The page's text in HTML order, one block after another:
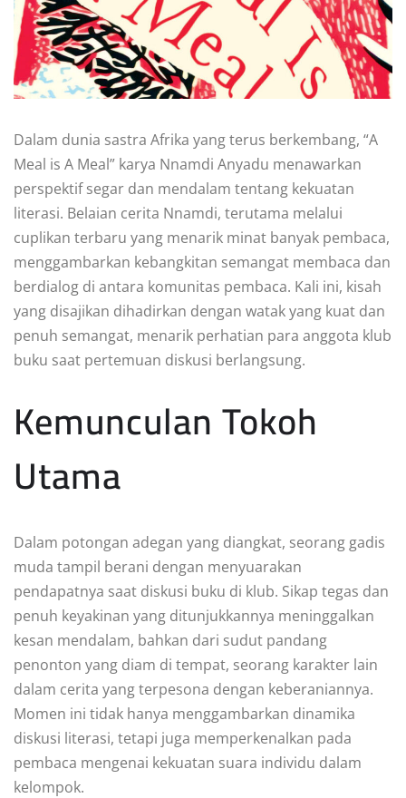
Dalam dunia sastra Afrika yang terus berkembang, “A
Meal is A Meal” karya Nnamdi Anyadu menawarkan
perspektif segar dan mendalam tentang kekuatan
literasi. Belaian cerita Nnamdi, terutama melalui
cuplikan terbaru yang menarik minat banyak pembaca,
menggambarkan kebangkitan semangat membaca dan
berdialog di antara komunitas pembaca. Kali ini, kisah
yang disajikan dihadirkan dengan watak yang kuat dan
penuh semangat, menarik perhatian para anggota klub
buku saat pertemuan diskusi berlangsung.
Kemunculan Tokoh
Utama
Dalam potongan adegan yang diangkat, seorang gadis
muda tampil berani dengan menyuarakan
pendapatnya saat diskusi buku di klub. Sikap tegas dan
penuh keyakinan yang ditunjukkannya meninggalkan
kesan mendalam, bahkan dari sudut pandang
penonton yang diam di tempat, seorang karakter lain
dalam cerita yang terpesona dengan keberaniannya.
Momen ini tidak hanya menggambarkan dinamika
diskusi literasi, tetapi juga memperkenalkan pada
pembaca mengenai kekuatan suara individu dalam
kelompok.